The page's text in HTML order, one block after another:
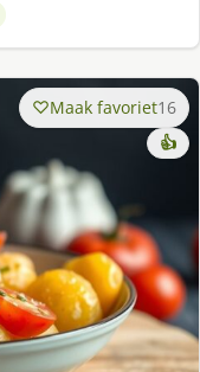
Maak favoriet16
👍